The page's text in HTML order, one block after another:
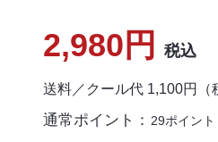
2,980円 税込
送料／クール代 1,100円（
通常ポイント： 29ポイント